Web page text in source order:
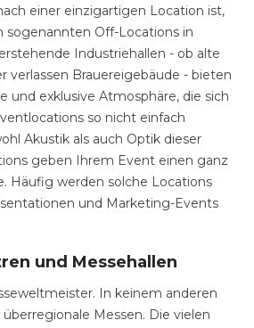
einer einzigartigen Location ist,
sogenannten Off-Locations in
Industriehallen - ob alte
verlassen Brauereigebäude - bieten
und exklusive Atmosphäre, die sich
so nicht einfach
Akustik als auch Optik dieser
geben Ihrem Event einen ganz
Häufig werden solche Locations
und Marketing-Events
und Messehallen
In keinem anderen
Messen. Die vielen